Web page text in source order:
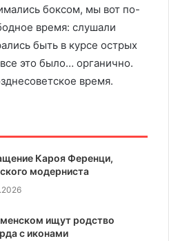
боксом, мы вот по-
время: слушали
быть в курсе острых
это было… органично.
время.
Кароя Ференци,
модерниста
ищут родство
с иконами